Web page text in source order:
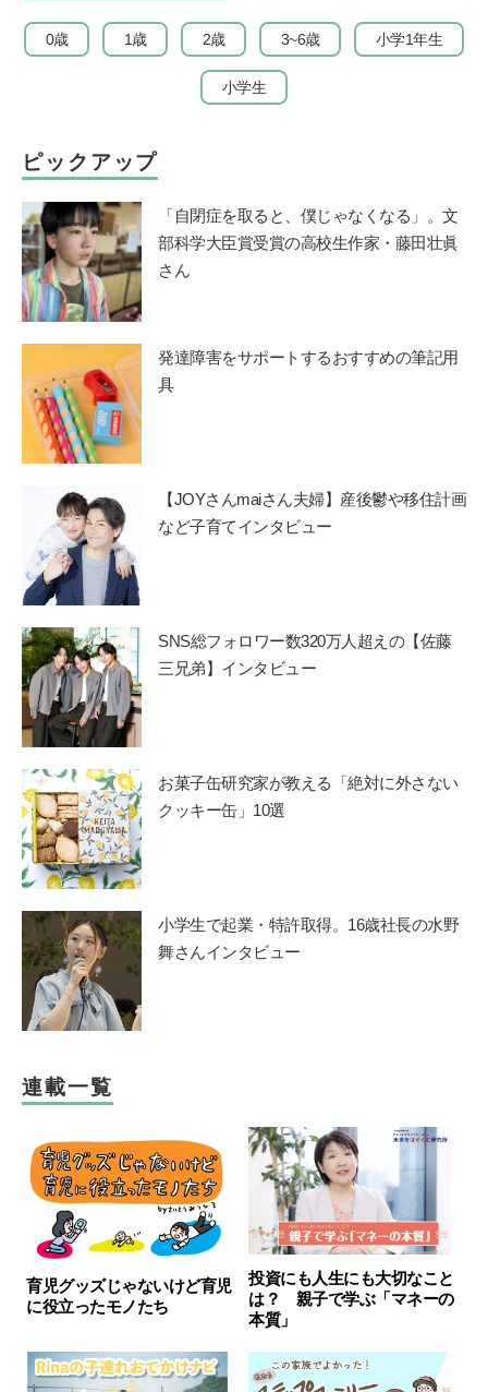
0歳 1歳 2歳 3~6歳 小学1年生
小学生
ピックアップ
「自閉症を取ると、僕じゃなくなる」。文
部科学大臣賞受賞の高校生作家・藤田壮眞
さん
発達障害をサポートするおすすめの筆記用
具
【JOYさんmaiさん夫婦】産後鬱や移住計画
など子育てインタビュー
SNS総フォロワー数320万人超えの【佐藤
三兄弟】インタビュー
お菓子缶研究家が教える「絶対に外さない
クッキー缶」10選
小学生で起業・特許取得。16歳社長の水野
舞さんインタビュー
連載一覧
育児グッズじゃないけど育児
に役立ったモノたち
投資にも人生にも大切なこと
は？ 親子で学ぶ「マネーの
本質」